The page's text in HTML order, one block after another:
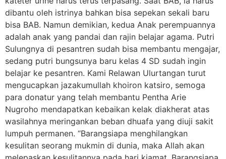
dibantu oleh istrinya bahkan bisa sepekan sekali baru
bisa BAB. Namun demikian, kedua Anak perempuannya
adalah anak yang pandai dan rajin belajar agama. Putri
Sulungnya di pesantren sudah bisa membantu mengajar,
sedang putri bungsunya baru kelas 4 SD sudah ingin
belajar ke pesantren. Kami Relawan Ulurtangan turut
mengucapkan jazakumullah khoiron katsiro, semoga
para donatur yang telah membantu Pentha Arie
Nugroho mendapatkan kebaikan kelak diakherat atas
wasilahnya meringankan beban dhuafa yang diuji sakit
lumpuh permanen. “Barangsiapa menghilangkan
kesulitan seorang mukmin di dunia, maka Allah akan